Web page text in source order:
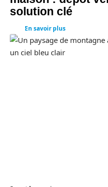
solution clé
En savoir plus